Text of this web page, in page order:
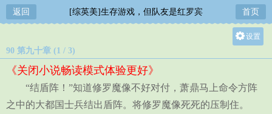
返回 [综英美]生存游戏，但队友是红罗宾 首页
设置
中
小
90 第九十章 (1 / 3)
《关闭小说畅读模式体验更好》
“结盾阵！”知道修罗魔像不好对付，萧鼎马上命令方阵
之中的大都国士兵结出盾阵。将修罗魔像死死的压制住。